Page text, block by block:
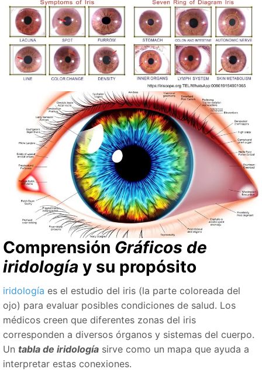
Comprensión Gráficos de
iridología y su propósito
iridología es el estudio del iris (la parte coloreada del
ojo) para evaluar posibles condiciones de salud. Los
médicos creen que diferentes zonas del iris
corresponden a diversos órganos y sistemas del cuerpo.
Un tabla de iridología sirve como un mapa que ayuda a
interpretar estas conexiones.